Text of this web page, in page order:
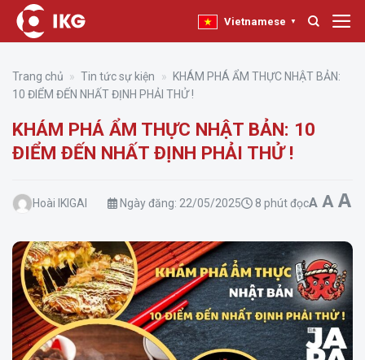
qua
dung
Vietnamese ▼
Trang chủ » Tin tức sự kiện »
KHÁM PHÁ ẨM THỰC NHẬT BẢN:
10 ĐIỂM ĐẾN NHẤT ĐỊNH PHẢI THỬ !
KHÁM PHÁ ẨM THỰC NHẬT BẢN: 10
ĐIỂM ĐẾN NHẤT ĐỊNH PHẢI THỬ !
Hoài IKIGAI Ngày đăng: 22/05/2025 8 phút đọcA A A